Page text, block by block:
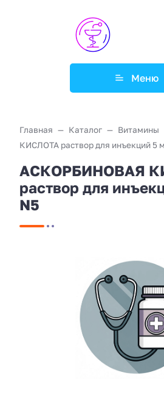
Меню
Главная Каталог Витамины
КИСЛОТА раствор для инъекций 5
АСКОРБИНОВАЯ
раствор для
N5